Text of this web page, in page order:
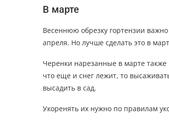
В марте
Весеннюю обрезку гортензии
апреля. Но лучше сделать это в
Черенки нарезанные в марте также
что еще и снег лежит, то
высадить в сад.
Укоренять их нужно по правилам